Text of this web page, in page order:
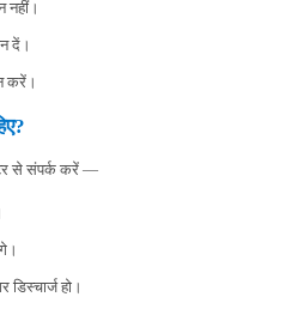
नहीं।
दें।
करें।
से संपर्क करें —
हो।